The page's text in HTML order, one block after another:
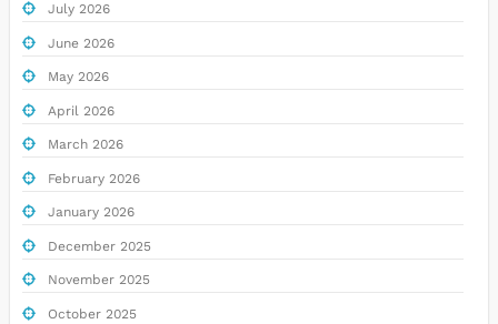
July 2026
June 2026
May 2026
April 2026
March 2026
February 2026
January 2026
December 2025
November 2025
October 2025